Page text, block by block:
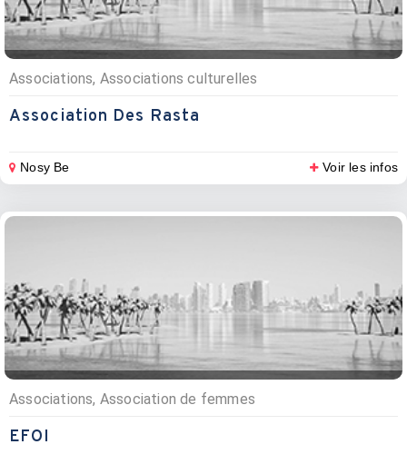
Associations, Associations culturelles
Association Des Rasta
Nosy Be Voir les infos
Associations, Association de femmes
EFOI